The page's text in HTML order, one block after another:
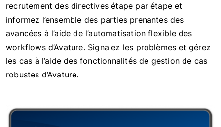
recrutement des directives étape par étape et
informez l’ensemble des parties prenantes des
avancées à l’aide de l’automatisation flexible des
workflows d’Avature. Signalez les problèmes et gérez
les cas à l’aide des fonctionnalités de gestion de cas
robustes d’Avature.